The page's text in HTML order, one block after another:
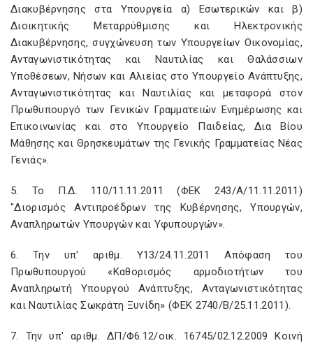
Διακυβέρνησης στα Υπουργεία α) Εσωτερικών και β)
Διοικητικής Μεταρρύθμισης και Ηλεκτρονικής
Διακυβέρνησης, συγχώνευση των Υπουργείων Οικονομίας,
Ανταγωνιστικότητας και Ναυτιλίας και Θαλάσσιων
Υποθέσεων, Νήσων και Αλιείας στο Υπουργείο Ανάπτυξης,
Ανταγωνιστικότητας και Ναυτιλίας και μεταφορά στον
Πρωθυπουργό των Γενικών Γραμματειών Ενημέρωσης και
Επικοινωνίας και στο Υπουργείο Παιδείας, Δια Βίου
Μάθησης και Θρησκευμάτων της Γενικής Γραμματείας Νέας
Γενιάς».
5. Το Π.Δ. 110/11.11.2011 (ΦΕΚ 243/Α/11.11.2011)
"Διορισμός Αντιπροέδρων της Κυβέρνησης, Υπουργών,
Αναπληρωτών Υπουργών και Υφυπουργών».
6. Την υπ' αριθμ. Υ13/24.11.2011 Απόφαση του
Πρωθυπουργού «Καθορισμός αρμοδιοτήτων του
Αναπληρωτή Υπουργού Ανάπτυξης, Ανταγωνιστικότητας
και Ναυτιλίας Σωκράτη Ξυνίδη» (ΦΕΚ 2740/Β/25.11.2011).
7. Την υπ' αριθμ. ΔΠ/Φ6.12/οικ. 16745/02.12.2009 Κοινή